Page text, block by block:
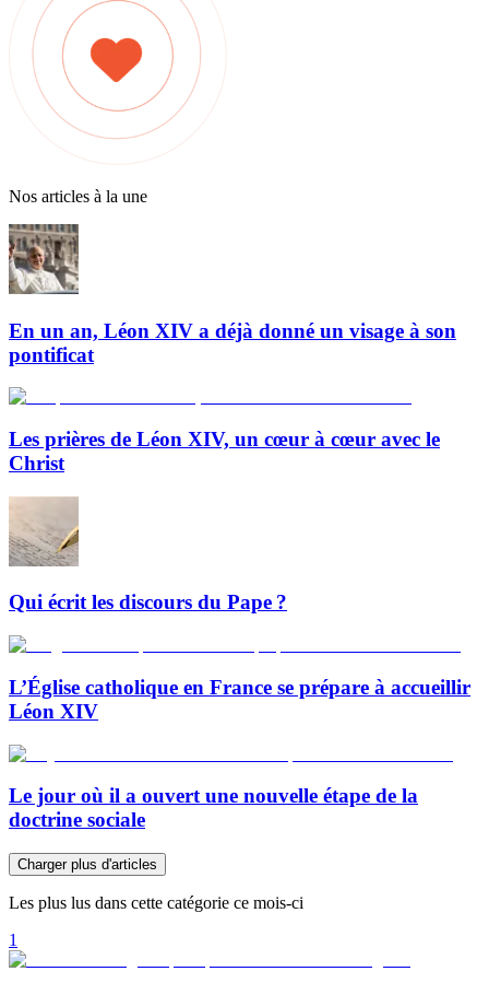
Nos articles à la une
En un an, Léon XIV a déjà donné un visage à son
pontificat
Les prières de Léon XIV, un cœur à cœur avec le
Christ
Qui écrit les discours du Pape ?
L’Église catholique en France se prépare à accueillir
Léon XIV
Le jour où il a ouvert une nouvelle étape de la
doctrine sociale
Charger plus d'articles
Les plus lus dans cette catégorie ce mois-ci
1